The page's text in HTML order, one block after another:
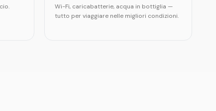
Wi-Fi, caricabatterie, acqua in bottiglia —
tutto per viaggiare nelle migliori condizioni.